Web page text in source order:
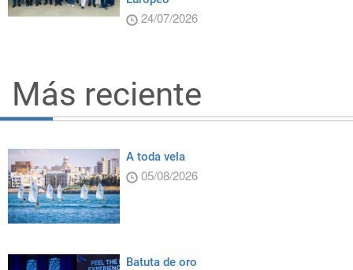
24/07/2026
Más reciente
A toda vela
05/08/2026
Batuta de oro